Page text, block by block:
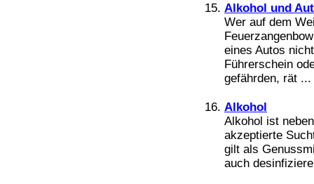
Alkohol und
Wer auf dem
eines Autos
Führerschein
gefährden, rät ...
Alkohol
Alkohol ist
akzeptierte
gilt als
auch